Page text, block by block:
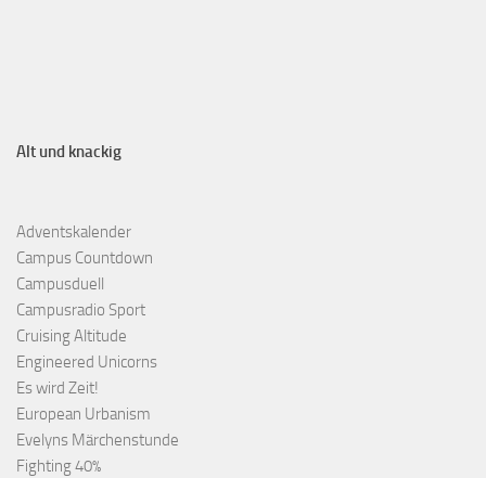
Alt und knackig
Adventskalender
Campus Countdown
Campusduell
Campusradio Sport
Cruising Altitude
Engineered Unicorns
Es wird Zeit!
European Urbanism
Evelyns Märchenstunde
Fighting 40%